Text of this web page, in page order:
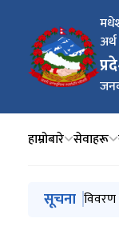
हाम्रोबारे सेवाहरू
मुख्य नेभिगेसनमा
सूचना चालु आ
विवरण
आ व